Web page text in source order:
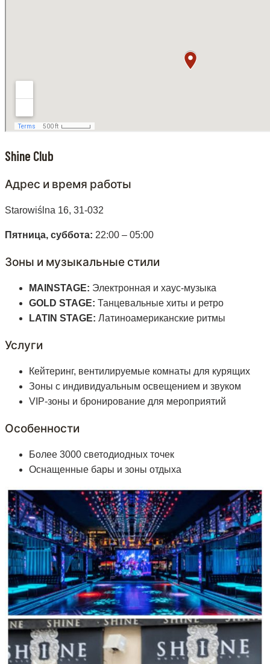
Shine Club
Адрес и время работы
Starowiślna 16, 31-032
Пятница, суббота: 22:00 – 05:00
Зоны и музыкальные стили
MAINSTAGE: Электронная и хаус-музыка
GOLD STAGE: Танцевальные хиты и ретро
LATIN STAGE: Латиноамериканские ритмы
Услуги
Кейтеринг, вентилируемые комнаты для курящих
Зоны с индивидуальным освещением и звуком
VIP-зоны и бронирование для мероприятий
Особенности
Более 3000 светодиодных точек
Оснащенные бары и зоны отдыха